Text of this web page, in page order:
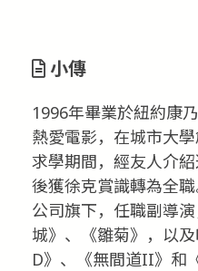
小傳
1996年畢業於紐約康
熱愛電影，在城市大
求學期間，經友人介紹
後獲徐克賞識轉為全
公司旗下，任職副導
城》、《雛菊》，以
D》、《無間道II》和